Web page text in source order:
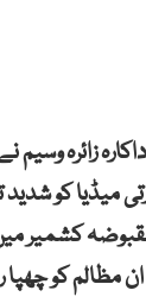
زائرہ
میڈیا کو شدید
کشمیر میں
مظالم کو چھپا